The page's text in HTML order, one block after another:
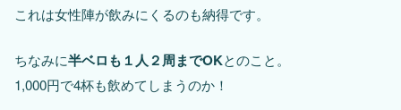
これは女性陣が飲みにくるのも納得です。
ちなみに半ベロも１人２周までOKとのこと。
1,000円で4杯も飲めてしまうのか！